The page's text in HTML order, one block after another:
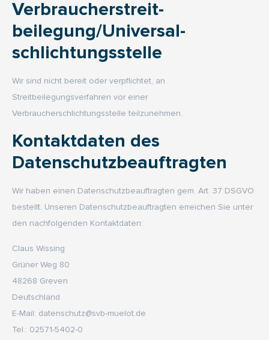
Verbraucher­streit­
beilegung/Universal­
schlichtungs­stelle
Wir sind nicht bereit oder verpflichtet, an
Streitbeilegungsverfahren vor einer
Verbraucherschlichtungsstelle teilzunehmen.
Kontaktdaten des
Datenschutzbeauftragten
Wir haben einen Datenschutzbeauftragten gem. Art. 37 DSGVO
bestellt. Unseren Datenschutzbeauftragten erreichen Sie unter
den nachfolgenden Kontaktdaten:
Claus Wissing
Grüner Weg 80
48268 Greven
Deutschland
E-Mail: datenschutz@svb-muelot.de
Tel.: 02571-5402-0